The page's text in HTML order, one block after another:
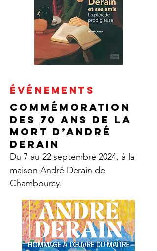
ÉVÉNEMENTS
Commémoration
des 70 ans de la
mort d’André
Derain
Du 7 au 22 septembre 2024, à la
maison André Derain de
Chambourcy.